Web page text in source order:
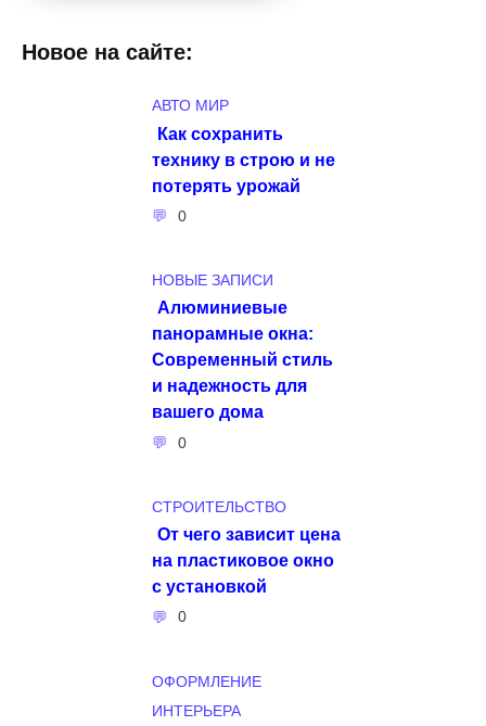
Новое на сайте:
АВТО МИР
Как сохранить
технику в строю и не
потерять урожай
0
НОВЫЕ ЗАПИСИ
Алюминиевые
панорамные окна:
Современный стиль
и надежность для
вашего дома
0
СТРОИТЕЛЬСТВО
От чего зависит цена
на пластиковое окно
с установкой
0
ОФОРМЛЕНИЕ
ИНТЕРЬЕРА